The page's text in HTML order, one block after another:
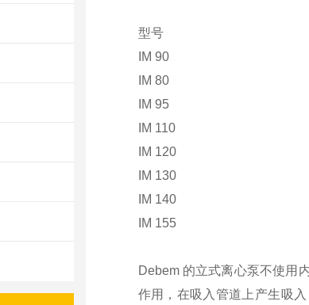
型号
IM 90
IM 80
IM 95
IM 110
IM 120
IM 130
IM 140
IM 155
Debem 的立式离心泵不使用
作用，在吸入管道上产生吸